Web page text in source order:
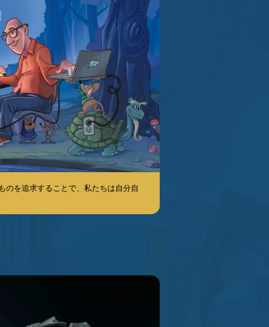
のを追求することで、私たちは自分自